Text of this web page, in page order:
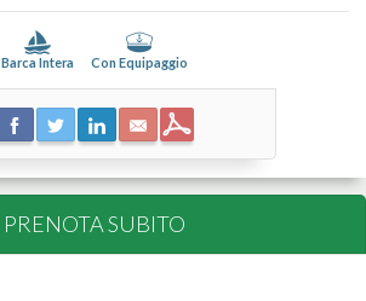
Barca Intera Con Equipaggio
PRENOTA SUBITO